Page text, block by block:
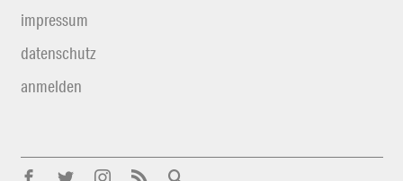
impressum
datenschutz
anmelden